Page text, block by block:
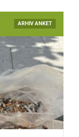
ARHIV ANKET